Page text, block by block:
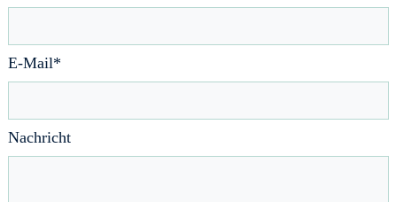
E-Mail*
Nachricht